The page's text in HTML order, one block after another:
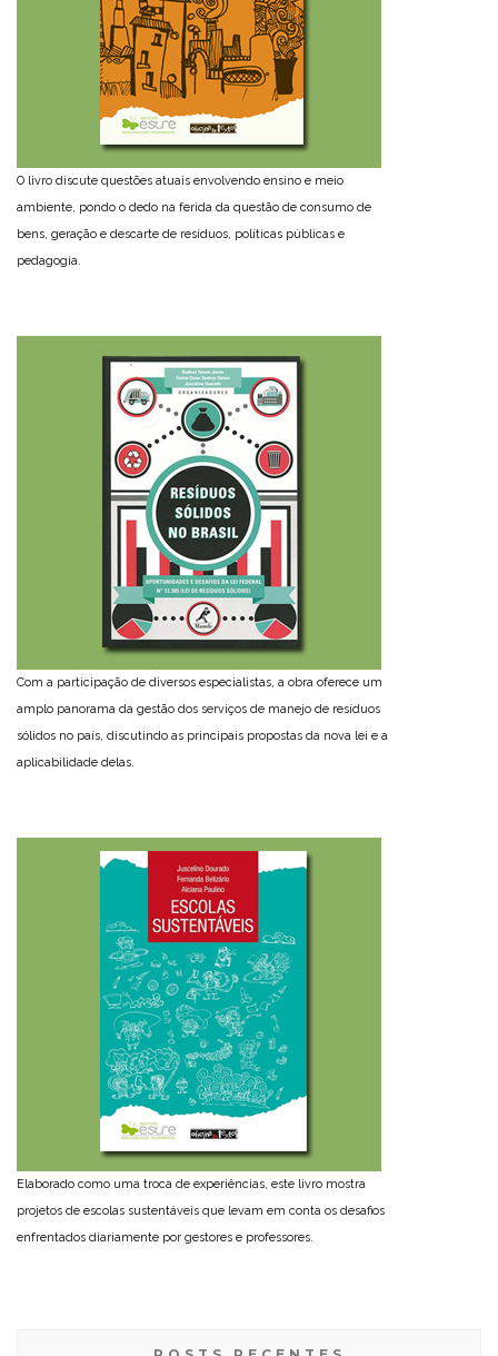
O livro discute questões atuais envolvendo ensino e meio
ambiente, pondo o dedo na ferida da questão de consumo de
bens, geração e descarte de resíduos, políticas públicas e
pedagogia.
Com a participação de diversos especialistas, a obra oferece um
amplo panorama da gestão dos serviços de manejo de resíduos
sólidos no país, discutindo as principais propostas da nova lei e a
aplicabilidade delas.
Elaborado como uma troca de experiências, este livro mostra
projetos de escolas sustentáveis que levam em conta os desafios
enfrentados diariamente por gestores e professores.